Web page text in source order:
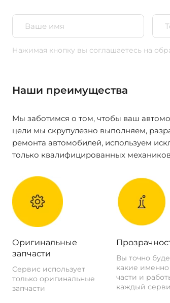
Нажимая кнопку вы соглашаетесь на
Наши преимущества
Мы заботимся о том, чтобы ваш
цели мы скрупулезно выполняем,
ремонта автомобилей, используем
только квалифицированных
Оригинальные
запчасти
Сервис использует
только оригинальные
запчасти
Вы точно
какие
части и
каждый